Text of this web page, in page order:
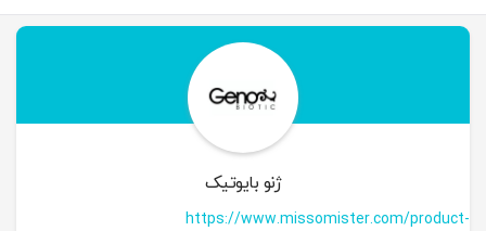
ژنو بایوتیک
https://www.missomister.com/product-